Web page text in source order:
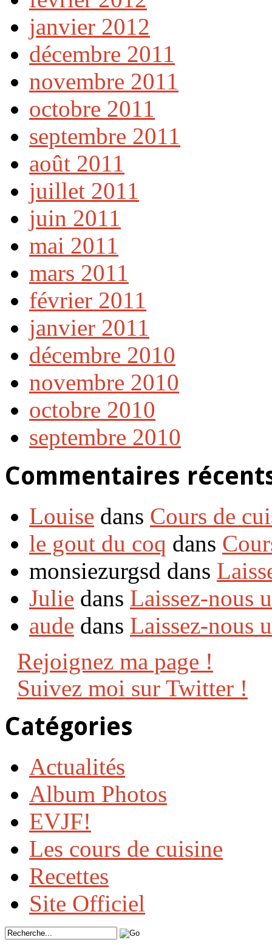
janvier 2012
décembre 2011
novembre 2011
octobre 2011
septembre 2011
août 2011
juillet 2011
juin 2011
mai 2011
mars 2011
février 2011
janvier 2011
décembre 2010
novembre 2010
octobre 2010
septembre 2010
Commentaires
Louise dans Cours de
le gout du coq dans
monsiezurgsd dans
Julie dans Laissez-nous
aude dans Laissez-nous
Rejoignez ma page !
Suivez moi sur Twitter !
Catégories
Actualités
Album Photos
EVJF!
Les cours de cuisine
Recettes
Site Officiel